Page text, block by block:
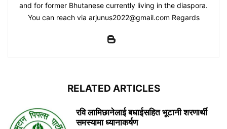
and for former Bhutanese currently living in the diaspora.
You can reach via arjunus2022@gmail.com Regards
RELATED ARTICLES
रवि लामिछानेलाई बधाईसहित भूटानी शरणार्थी
समस्यामा ध्यानाकर्षण